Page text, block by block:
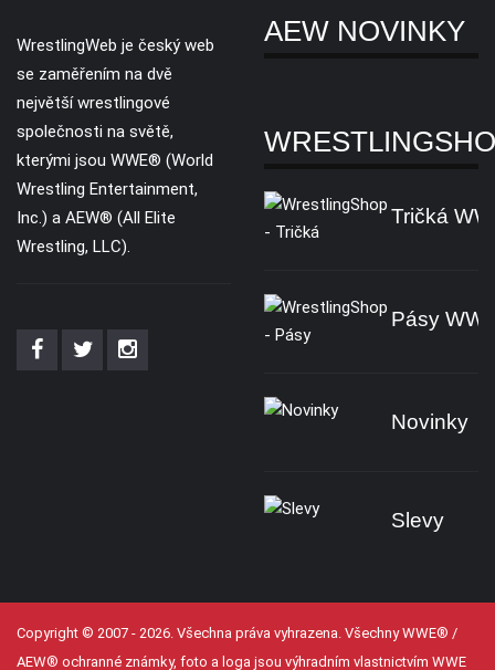
WrestlingWeb je český web
se zaměřením na dvě
největší wrestlingové
společnosti na světě,
kterými jsou WWE® (World
Wrestling Entertainment,
Inc.) a AEW® (All Elite
Wrestling, LLC).
AEW NOVINKY
Tričká
Pásy
Novinky
Slevy
Copyright © 2007 - 2026. Všechna práva vyhrazena. Všechny WWE® /
AEW® ochranné známky, foto a loga jsou výhradním vlastnictvím WWE